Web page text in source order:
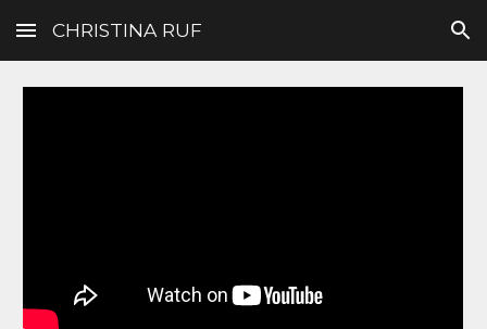
Skip to main content Skip to navigation
CHRISTINA RUF